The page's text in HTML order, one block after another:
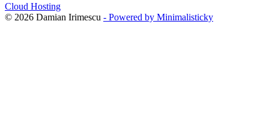
Cloud Hosting
© 2026 Damian Irimescu - Powered by Minimalisticky